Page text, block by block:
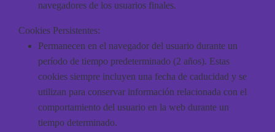
navegadores de los usuarios finales.
Cookies Persistentes:
Permanecen en el navegador del usuario durante un
período de tiempo predeterminado (2 años). Estas
cookies siempre incluyen una fecha de caducidad y se
utilizan para conservar información relacionada con el
comportamiento del usuario en la web durante un
tiempo determinado.